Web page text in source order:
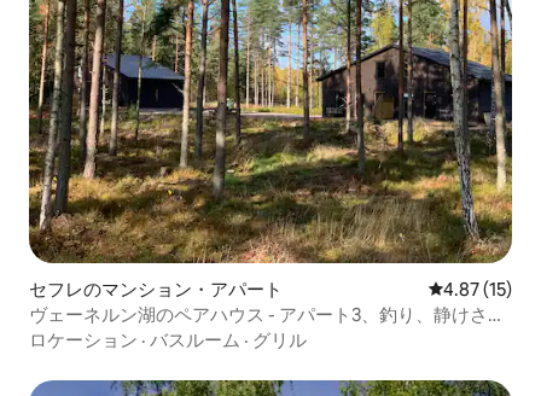
セフレのマンション・アパート レビュー15
4.87 (15)
ヴェーネルン湖のペアハウス - アパート3、釣り、静けさと
安らぎ
ロケーション · バスルーム · グリル